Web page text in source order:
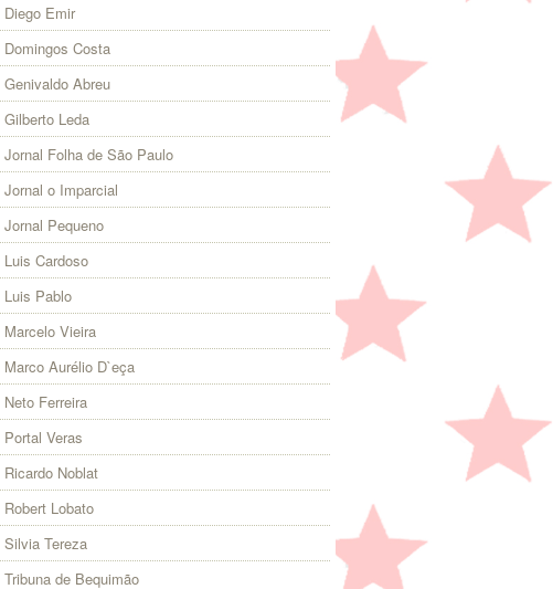
Diego Emir
Domingos Costa
Genivaldo Abreu
Gilberto Leda
Jornal Folha de São Paulo
Jornal o Imparcial
Jornal Pequeno
Luis Cardoso
Luis Pablo
Marcelo Vieira
Marco Aurélio D`eça
Neto Ferreira
Portal Veras
Ricardo Noblat
Robert Lobato
Silvia Tereza
Tribuna de Bequimão